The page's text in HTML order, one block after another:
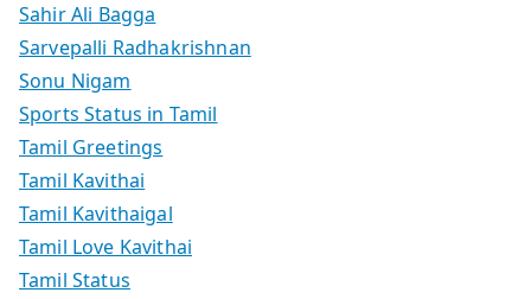
Sahir Ali Bagga
Sarvepalli Radhakrishnan
Sonu Nigam
Sports Status in Tamil
Tamil Greetings
Tamil Kavithai
Tamil Kavithaigal
Tamil Love Kavithai
Tamil Status